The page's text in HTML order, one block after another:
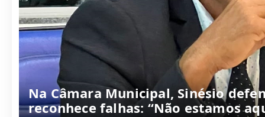
Na Câmara Municipal, Sinésio
reconhece falhas: “Não estamos